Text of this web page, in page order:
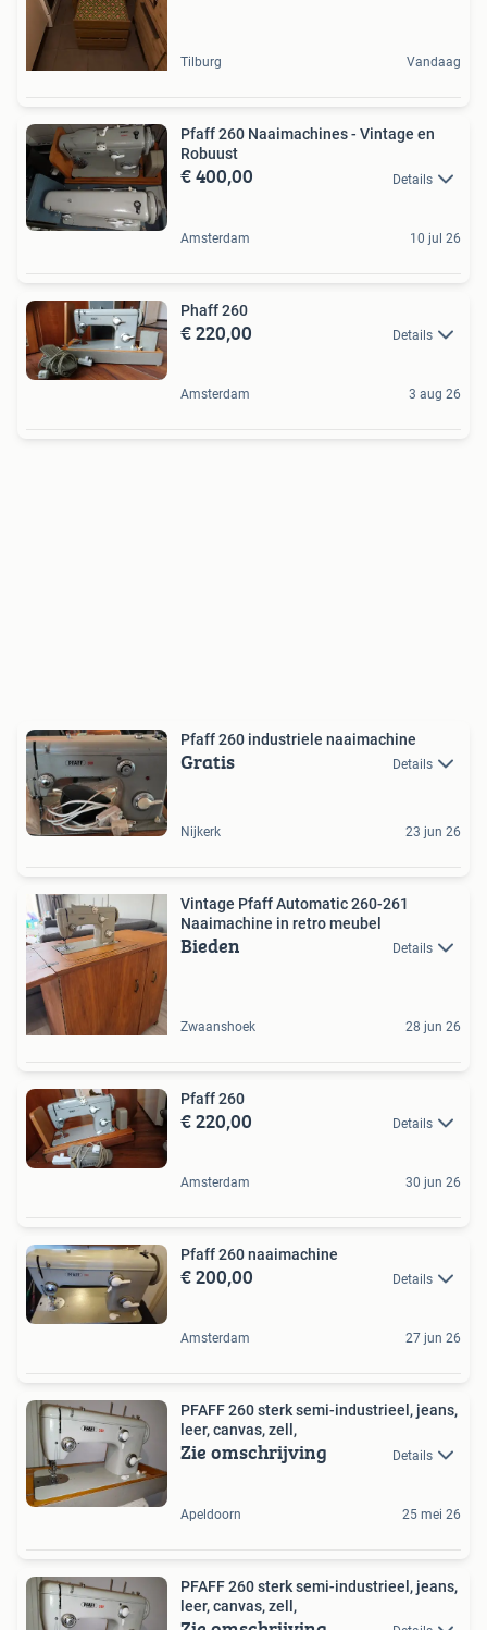
Tilburg Vandaag
Pfaff 260 Naaimachines - Vintage en
Robuust
€ 400,00 Details
Amsterdam 10 jul 26
Phaff 260
€ 220,00 Details
Amsterdam 3 aug 26
Pfaff 260 industriele naaimachine
Gratis Details
Nijkerk 23 jun 26
Vintage Pfaff Automatic 260-261
Naaimachine in retro meubel
Bieden Details
Zwaanshoek 28 jun 26
Pfaff 260
€ 220,00 Details
Amsterdam 30 jun 26
Pfaff 260 naaimachine
€ 200,00 Details
Amsterdam 27 jun 26
PFAFF 260 sterk semi-industrieel, jeans,
leer, canvas, zell,
Zie omschrijving Details
Apeldoorn 25 mei 26
PFAFF 260 sterk semi-industrieel, jeans,
leer, canvas, zell,